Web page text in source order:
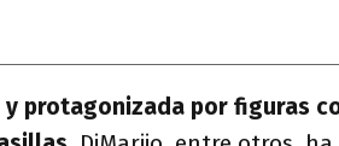
protagonizada por figuras